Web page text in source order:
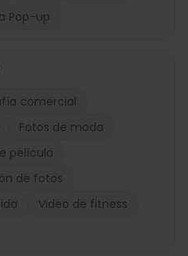
Pop-up
comercial
Fotos de moda
película
de fotos
Video de fitness